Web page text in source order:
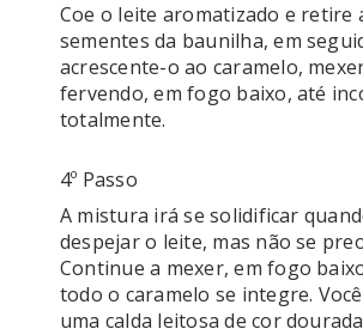
Coe o leite aromatizado e retire
sementes da baunilha, em
acrescente-o ao caramelo,
fervendo, em fogo baixo, até
totalmente.
4º Passo
A mistura irá se solidificar
despejar o leite, mas não se
Continue a mexer, em fogo
todo o caramelo se integre.
uma calda leitosa de cor